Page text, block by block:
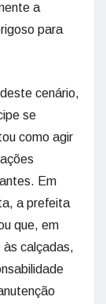
a
para
cenário,
se
como agir
Em
a prefeita
que, em
às calçadas,